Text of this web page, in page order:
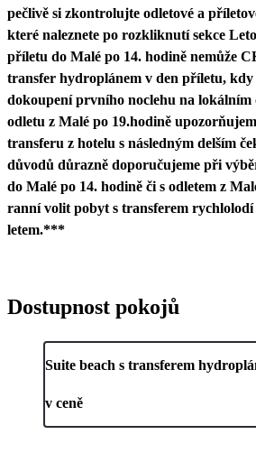
pečlivě si zkontrolujte odletové a
které naleznete po rozkliknutí sekce
příletu do Malé po 14. hodině nemůže
transfer hydroplánem v den příletu, kdy
dokoupení prvního noclehu na lokálním
odletu z Malé po 19.hodině
transferu z hotelu s následným delším
důvodů důrazně doporučujeme při
do Malé po 14. hodině či s odletem z
ranní volit pobyt s transferem
letem.***
Dostupnost pokojů
Suite beach s transferem
v ceně